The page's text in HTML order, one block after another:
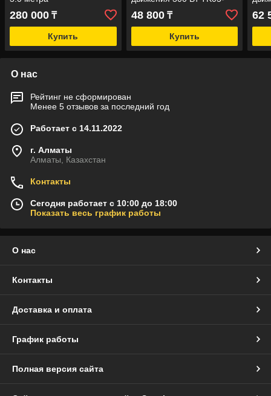
280 000 ₸
Купить
48 800₸
Купить
62
О нас
Рейтинг не сформирован
Менее 5 отзывов за последний год
Работает с 14.11.2022
г. Алматы
Алматы, Казахстан
Контакты
Сегодня работает с 10:00 до 18:00
Показать весь график работы
О нас
Контакты
Доставка и оплата
График работы
Полная версия сайта